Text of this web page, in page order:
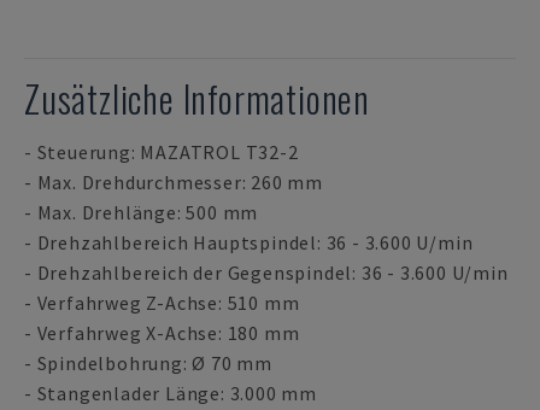
Zusätzliche Informationen
- Steuerung: MAZATROL T32-2
- Max. Drehdurchmesser: 260 mm
- Max. Drehlänge: 500 mm
- Drehzahlbereich Hauptspindel: 36 - 3.600 U/min
- Drehzahlbereich der Gegenspindel: 36 - 3.600 U/min
- Verfahrweg Z-Achse: 510 mm
- Verfahrweg X-Achse: 180 mm
- Spindelbohrung: Ø 70 mm
- Stangenlader Länge: 3.000 mm